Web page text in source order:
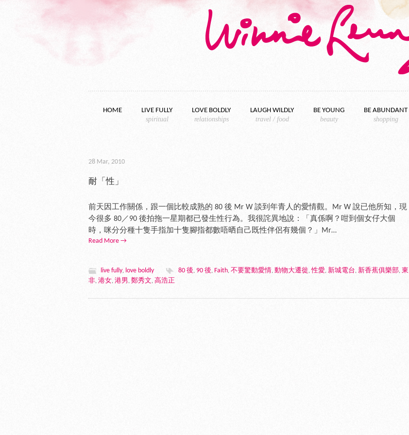
HOME
LIVE FULLY
spiritual
LOVE BOLDLY
relationships
LAUGH WILDLY
travel / food
BE YOUNG
beauty
BE ABUNDANT
shopping
28 Mar, 2010
耐「性」
前天因工作關係，跟一個比較成熟的 80 後 Mr W 談到年青人的愛情觀。Mr W 說已他所知，現
今很多 80／90 後拍拖一星期都已發生性行為。我很詫異地說：「真係啊？咁到個女仔大個
時，咪分分種十隻手指加十隻腳指都數唔晒自己既性伴侶有幾個？」Mr…
Read More →
live fully, love boldly 80 後, 90 後, Faith, 不要驚動愛情, 動物大遷徙,性愛, 新城電台, 新香蕉俱樂部, 東
非, 港女, 港男 , 鄭秀文, 高浩正